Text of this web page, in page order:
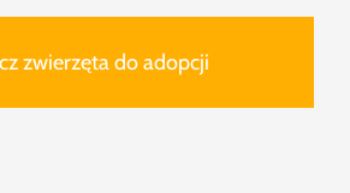
zwierzęta do adopcji